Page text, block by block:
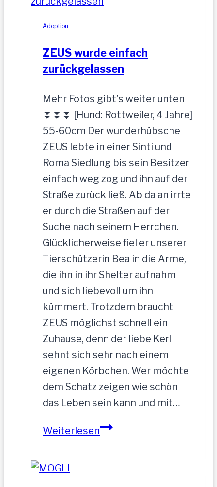
35
Adoption
ZEUS wurde einfach
zurückgelassen
Mehr Fotos gibt’s weiter unten
⏬⏬⏬ [Hund: Rottweiler, 4 Jahre]
55-60cm Der wunderhübsche
ZEUS lebte in einer Sinti und
Roma Siedlung bis sein Besitzer
einfach weg zog und ihn auf der
Straße zurück ließ. Ab da an irrte
er durch die Straßen auf der
Suche nach seinem Herrchen.
Glücklicherweise fiel er unserer
Tierschützerin Bea in die Arme,
die ihn in ihr Shelter aufnahm
und sich liebevoll um ihn
kümmert. Trotzdem braucht
ZEUS möglichst schnell ein
Zuhause, denn der liebe Kerl
sehnt sich sehr nach einem
eigenen Körbchen. Wer möchte
dem Schatz zeigen wie schön
das Leben sein kann und mit…
WeiterlesenZEUS